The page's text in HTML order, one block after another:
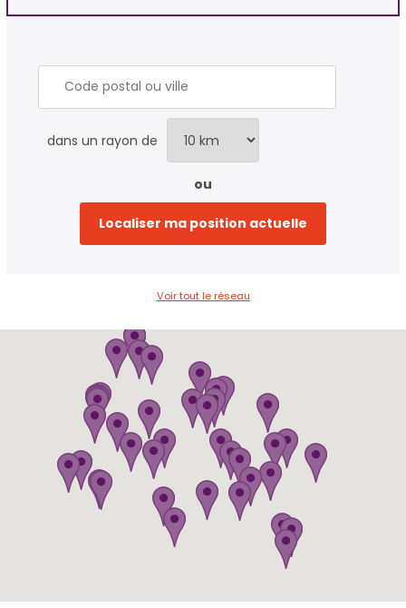
dans un rayon de
ou
Localiser ma position actuelle
Voir tout le réseau